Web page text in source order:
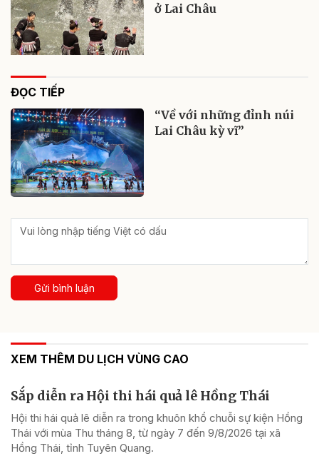
ở Lai Châu
ĐỌC TIẾP
“Về với những đỉnh núi
Lai Châu kỳ vĩ”
Gửi bình luận
XEM THÊM DU LỊCH VÙNG CAO
Sắp diễn ra Hội thi hái quả lê Hồng Thái
Hội thi hái quả lê diễn ra trong khuôn khổ chuỗi sự kiện Hồng
Thái với mùa Thu tháng 8, từ ngày 7 đến 9/8/2026 tại xã
Hồng Thái, tỉnh Tuyên Quang.